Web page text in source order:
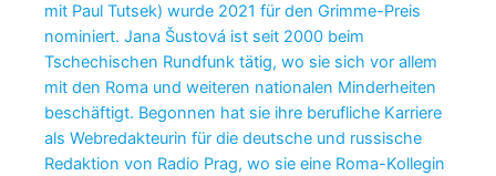
mit Paul Tutsek) wurde 2021 für den Grimme-Preis
nominiert. Jana Šustová ist seit 2000 beim
Tschechischen Rundfunk tätig, wo sie sich vor allem
mit den Roma und weiteren nationalen Minderheiten
beschäftigt. Begonnen hat sie ihre berufliche Karriere
als Webredakteurin für die deutsche und russische
Redaktion von Radio Prag, wo sie eine Roma-Kollegin